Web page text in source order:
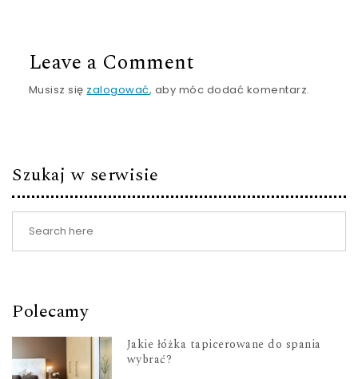
Leave a Comment
Musisz się zalogować, aby móc dodać komentarz.
Szukaj w serwisie
Polecamy
Jakie łóżka tapicerowane do spania
wybrać?